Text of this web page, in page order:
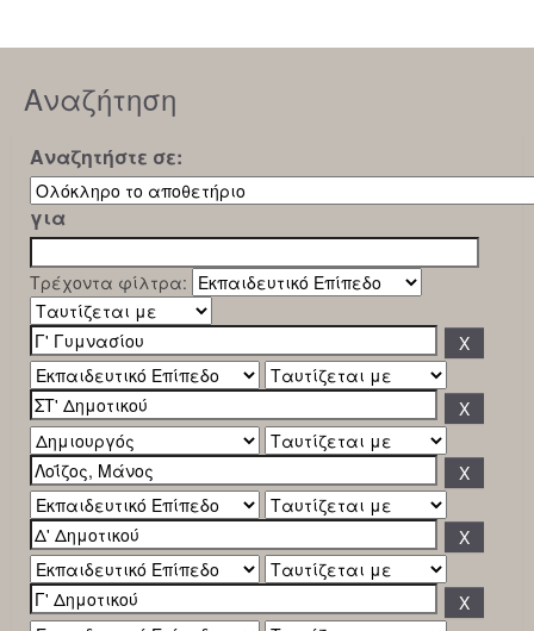
Αναζήτηση
Αναζητήστε σε:
για
Τρέχοντα φίλτρα: